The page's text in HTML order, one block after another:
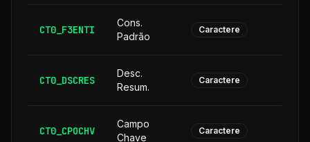
CT0_F3ENTI
Cons.
Padrão
Caractere
CT0_DSCRES
Desc.
Resum.
Caractere
CT0_CPOCHV
Campo
Chave
Caractere